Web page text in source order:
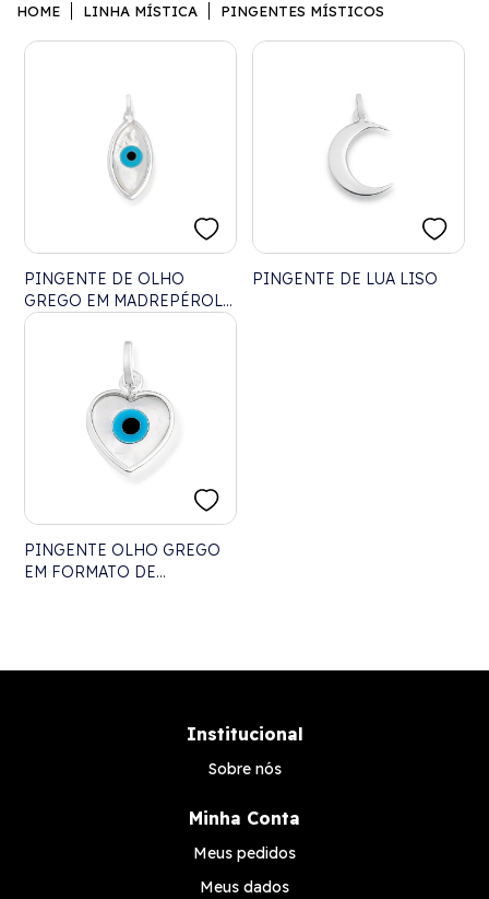
HOME LINHA MÍSTICA PINGENTES MÍSTICOS
PINGENTE DE OLHO
GREGO EM MADREPÉROLA
GRANDE
PINGENTE DE LUA LISO
PINGENTE OLHO GREGO
EM FORMATO DE
Institucional
Sobre nós
Minha Conta
Meus pedidos
Meus dados